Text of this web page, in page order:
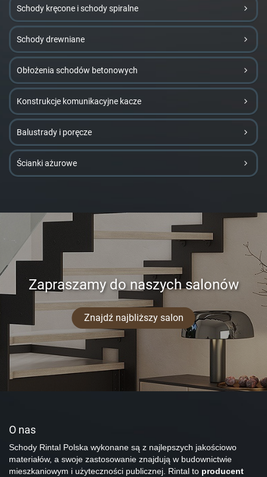
Schody kręcone i schody spiralne
Schody drewniane
Obłożenia schodów betonowych
Konstrukcje komunikacyjne kacze
Balustrady i poręcze
Ścianki ażurowe
Zapraszamy do naszych salonów
Znajdź najbliższy salon
O nas
Schody Rintal Polska wykonane są z najlepszych jakościowo
materiałów, a swoje zastosowanie znajdują w budownictwie
mieszkaniowym i użyteczności publicznej. Rintal to producent